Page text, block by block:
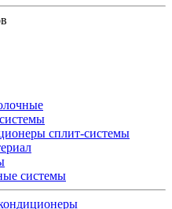
сплит-системы
системы